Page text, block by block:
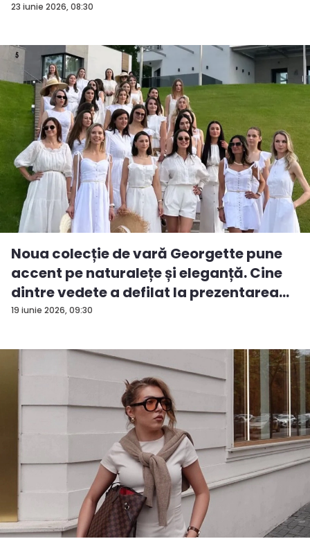
23 iunie 2026, 08:30
și 25 de mii de pene - F...
19 iunie 2026, 09:30
Noua colecție de vară Georgette pune
accent pe naturalețe și eleganță. Cine
dintre vedete a defilat la prezentarea
de modă - VIDEO